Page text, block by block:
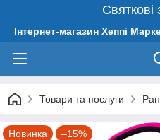
Святкові
Інтернет-магазин Хеппі
Товари та послуги
Новинка –15%